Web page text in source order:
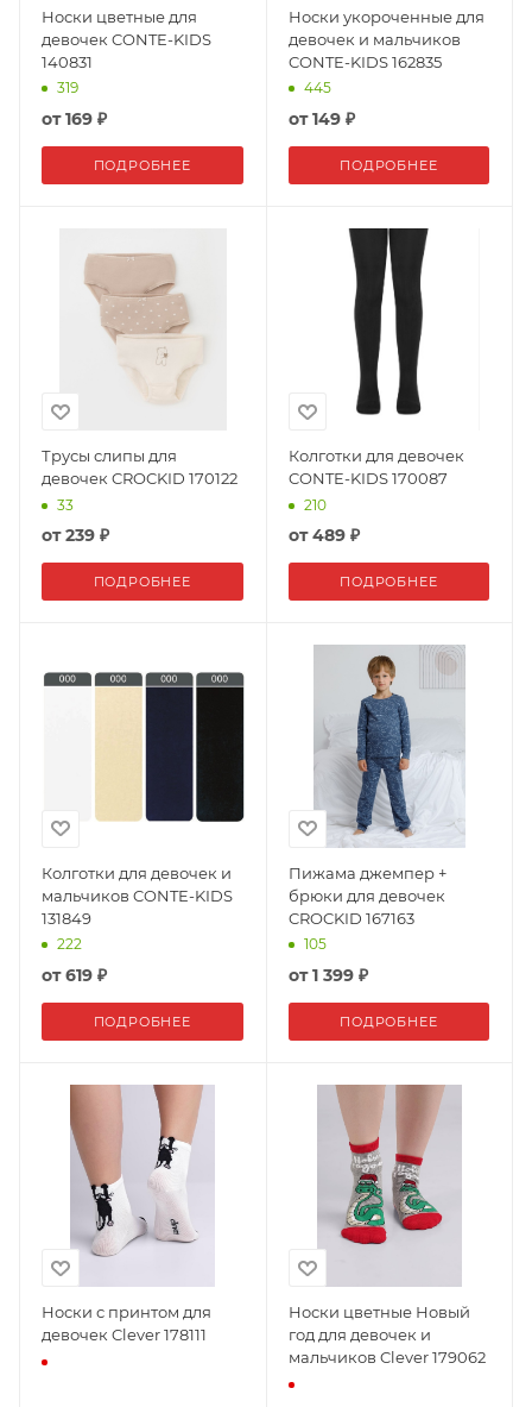
Носки цветные для
девочек CONTE-KIDS
140831
319
от169 ₽
ПОДРОБНЕЕ
Носки укороченные для
девочек и мальчиков
CONTE-KIDS 162835
445
от149 ₽
ПОДРОБНЕЕ
Трусы слипы для
девочек CROCKID 170122
33
от239 ₽
ПОДРОБНЕЕ
Колготки для девочек
CONTE-KIDS 170087
210
от489 ₽
ПОДРОБНЕЕ
Колготки для девочек и
мальчиков CONTE-KIDS
131849
222
от619 ₽
ПОДРОБНЕЕ
Пижама джемпер +
брюки для девочек
CROCKID 167163
105
от1 399 ₽
ПОДРОБНЕЕ
Носки с принтом для
девочек Clever 178111
Носки цветные Новый
год для девочек и
мальчиков Clever 179062